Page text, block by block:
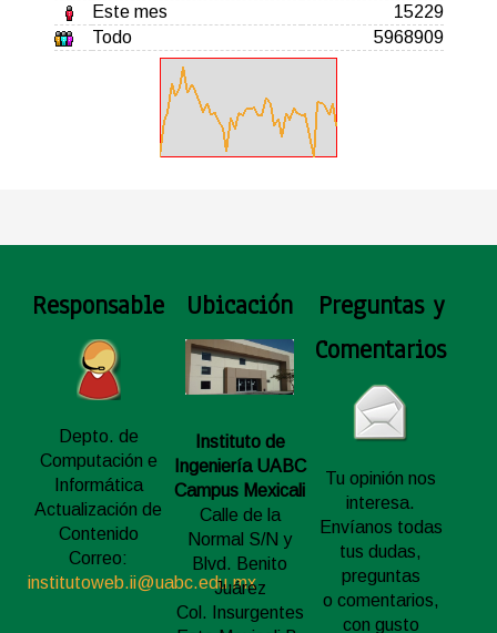
Este mes
15229
Todo
5968909
Responsable
Depto. de
Computación e
Informática
Actualización de
Contenido
Correo:
institutoweb.ii@uabc.edu.mx
Ubicación
Instituto de
Ingeniería UABC
Campus Mexicali
Calle de la
Normal S/N y
Blvd. Benito
Juárez
Col. Insurgentes
Preguntas y
Comentarios
Tu opinión nos
interesa.
Envíanos todas
tus dudas,
preguntas
o comentarios,
con gusto